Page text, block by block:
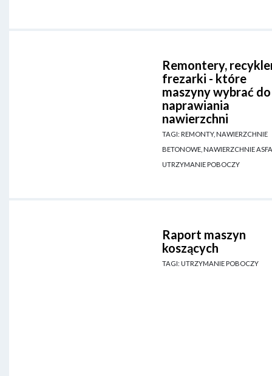
Remontery,
frezarki - które
maszyny wybrać do
naprawiania
nawierzchni
TAGI: REMONTY, NAWIERZCHNIE
BETONOWE, NAWIERZCHNIE
UTRZYMANIE POBOCZY
Raport maszyn
koszących
TAGI: UTRZYMANIE POBOCZY